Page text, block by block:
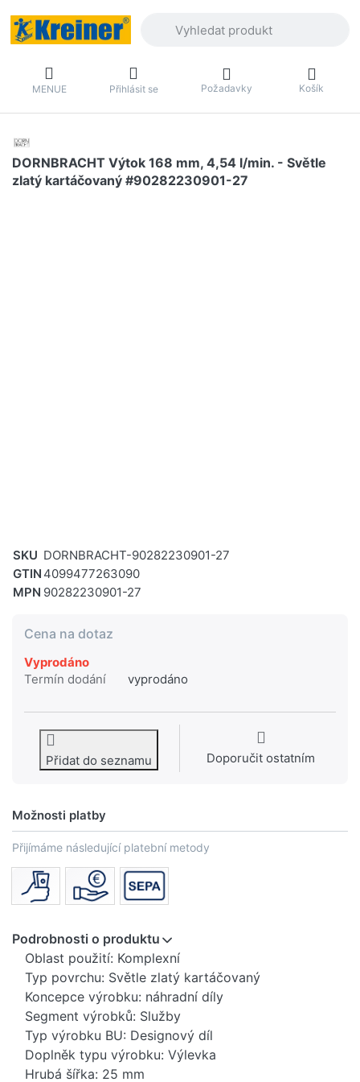
MENUE Přihlásit se Požadavky Košík
DORNBRACHT Výtok 168 mm, 4,54 l/min. - Světle
zlatý kartáčovaný #90282230901-27
SKU DORNBRACHT-90282230901-27
GTIN 4099477263090
MPN 90282230901-27
Cena na dotaz
Vyprodáno
Termín dodání
vyprodáno
Přidat do seznamu Doporučit ostatním
Možnosti platby
Přijímáme následující platební metody
Podrobnosti o produktu
Oblast použití: Komplexní
Typ povrchu: Světle zlatý kartáčovaný
Koncepce výrobku: náhradní díly
Segment výrobků: Služby
Typ výrobku BU: Designový díl
Doplněk typu výrobku: Výlevka
Hrubá šířka: 25 mm